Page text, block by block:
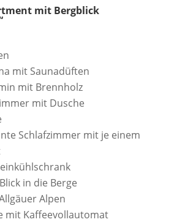
mit Bergblick
mit Saunadüften
mit Brennholz
mit Dusche
Schlafzimmer mit je einem
in die Berge
Alpen
mit Kaffeevollautomat